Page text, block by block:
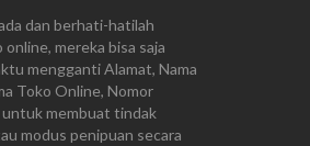
dan berhati-hatilah
mereka bisa saja
mengganti Alamat, Nama
Toko Online, Nomor
membuat tindak
modus penipuan secara